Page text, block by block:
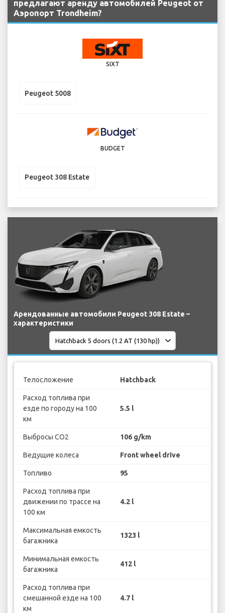
предлагают аренду автомобилей Peugeot от
Аэропорт Trondheim?
SIXT
Peugeot 5008
BUDGET
Peugeot 308 Estate
Арендованные автомобили Peugeot 308 Estate –
характеристики
Телосложение Hatchback
Расход топлива при
езде по городу на 100
км
5.5 l
Выбросы CO2 106 g/km
Ведущие колеса Front wheel drive
Топливо 95
Расход топлива при
движении по трассе на
100 км
4.2 l
Максимальная емкость
багажника
1323 l
Минимальная емкость
багажника
412 l
Расход топлива при
смешанной езде на 100
км
4.7 l